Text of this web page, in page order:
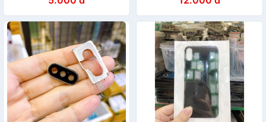
sạc iphone